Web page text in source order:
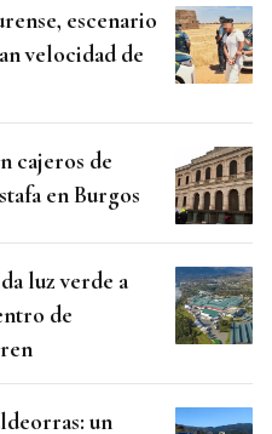
escenario
velocidad de
cajeros de
en Burgos
luz verde a
de
un